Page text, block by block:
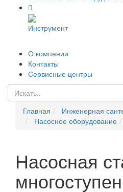
Инструмент
О компании
Контакты
Сервисные центры
Главная
Инженерная
Насосное оборудование
Насосная